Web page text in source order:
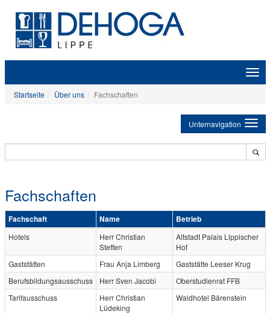
Startseite
Über uns Fachschaften
Unternavigation
Fachschaften
Fachschaft Name Betrieb
Hotels
Herr Christian
Steffen
Altstadt Palais Lippischer
Hof
Gaststätten
Frau Anja Limberg
Gaststätte Leeser Krug
Berufsbildungsausschuss
Herr Sven Jacobi
Oberstudienrat FFB
Tarifausschuss
Herr Christian
Lüdeking
Waldhotel Bärenstein